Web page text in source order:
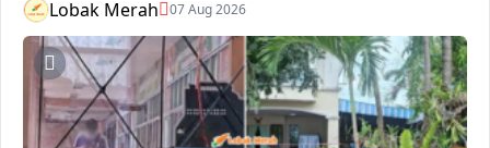
Lobak Merah 07 Aug 2026